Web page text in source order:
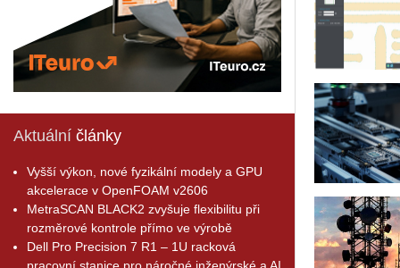
Aktuální články
Vyšší výkon, nové fyzikální modely a GPU
akcelerace v OpenFOAM v2606
MetraSCAN BLACK2 zvyšuje flexibilitu při
rozměrové kontrole přímo ve výrobě
Dell Pro Precision 7 R1 – 1U racková
pracovní stanice pro náročné inženýrské a AI